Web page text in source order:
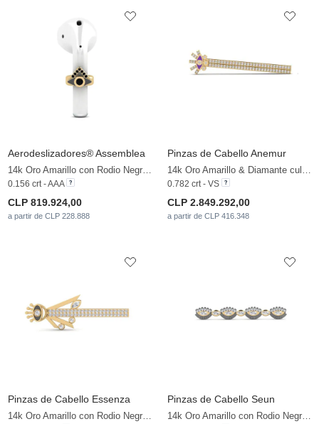
Aerodeslizadores® Assemblea
14k Oro Amarillo con Rodio Negro & Diamante Negro
0.156 crt - AAA
CLP 819.924,00
a partir de CLP 228.888
Pinzas de Cabello Anemur
14k Oro Amarillo & Diamante cultivado en laboratorio
0.782 crt - VS
CLP 2.849.292,00
a partir de CLP 416.348
Pinzas de Cabello Essenza
14k Oro Amarillo con Rodio Negro & Diamante cultivado en laboratorio
Pinzas de Cabello Seun
14k Oro Amarillo con Rodio Negro & Diamante cultivado en laboratorio